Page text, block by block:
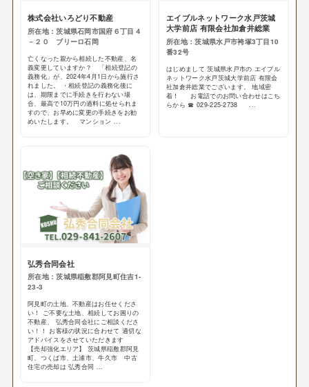
株式会社いろどり不動産
所在地：茨城県石岡市国府６丁目４
－２０ ブリーロ石岡
亡くなった親から相続した不動産、名
義変更していますか？ 「相続登記の
義務化」が、2024年4月1日から施行さ
れました。 ・相続登記の義務化後に
は、期限までに手続きを行わない場
合、最高で10万円の過料に処せられま
すので、お早めに変更の手続きをお勧
めいたします。 マンション ...
エイブルネットワーク水戸茨城
大学前店 有限会社加倉井総業
所在地：茨城県水戸市袴塚3丁目10
番32号
はじめまして 茨城県水戸市の エイブル
ネットワーク水戸茨城大学前店 有限会
社加倉井総業でございます。 地域密
着！ お電話でのお問い合わせはこち
らから ☎ 029-225-2738 ...
弘秀合同会社
所在地：茨城県稲敷郡阿見町住吉1-
23-3
阿見町の土地、不動産はお任せくださ
い！ ご不要な土地、相続してお困りの
不動産、 弘秀合同会社にご相談くださ
い！！ お客様の状況に合わせて 適切な
アドバイスをさせていただきます
【売却強化エリア】 茨城県稲敷郡阿見
町、つくば市、土浦市、牛久市 中古
住宅の売却は 弘秀合同 ...